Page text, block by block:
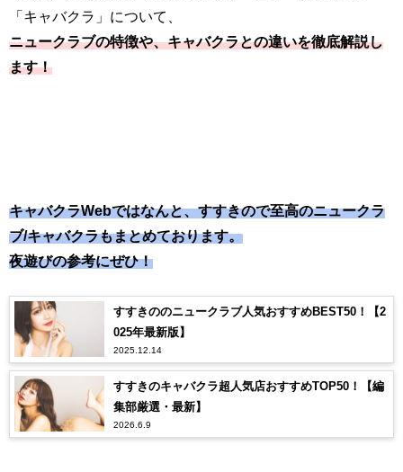
「キャバクラ」について、
ニュークラブの特徴や、キャバクラとの違いを徹底解説し
ます！
キャバクラWebではなんと、すすきので至高のニュークラ
ブ/キャバクラもまとめております。
夜遊びの参考にぜひ！
すすきののニュークラブ人気おすすめBEST50！【2
025年最新版】
2025.12.14
すすきのキャバクラ超人気店おすすめTOP50！【編
集部厳選・最新】
2026.6.9